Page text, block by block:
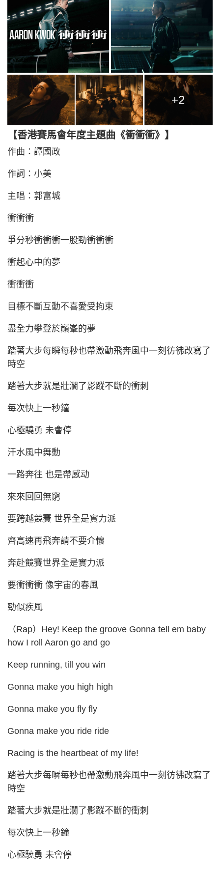
+2
【香港賽馬會年度主題曲《衝衝衝》】
作曲：譚國政
作詞：小美
主唱：郭富城
衝衝衝
爭分秒衝衝衝一股勁衝衝衝
衝起心中的夢
衝衝衝
目標不斷互動不喜愛受拘束
盡全力攀登於巔峯的夢
踏著大步每瞬每秒也帶激動飛奔風中一刻彷彿改寫了
時空
踏著大步就是壯濶了影蹤不斷的衝刺
每次快上一秒鐘
心極驍勇 未會停
汗水風中舞動
一路奔往 也是帶感动
來來回回無窮
要跨越競賽 世界全是實力派
齊高速再飛奔請不要介懷
奔赴競賽世界全是實力派
要衝衝衝 像宇宙的春風
勁似疾風
（Rap）Hey! Keep the groove Gonna tell em baby
how I roll Aaron go and go
Keep running, till you win
Gonna make you high high
Gonna make you fly fly
Gonna make you ride ride
Racing is the heartbeat of my life!
踏著大步每瞬每秒也帶激動飛奔風中一刻彷彿改寫了
時空
踏著大步就是壯濶了影蹤不斷的衝刺
每次快上一秒鐘
心極驍勇 未會停